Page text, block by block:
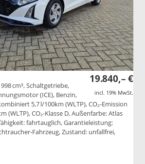
19.840,– €
incl. 19% MwSt.
cm³, Schaltgetriebe,
(ICE), Benzin,
5,7 l/100km (WLTP), CO₂-Emission
(WLTP), CO₂-Klasse D, Außenfarbe: Atlas
fahrtauglich, Garantieleistung:
Fahrzeug, Zustand: unfallfrei,
drucken